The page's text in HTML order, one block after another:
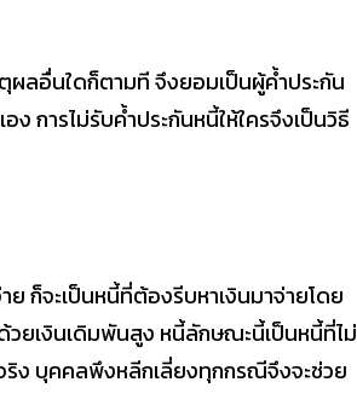
ผลอื่นใดก็ตามที จึงยอมเป็นผู้ค้ำประกัน
การไม่รับค้ำประกันหนี้ให้ใครจึงเป็นวิธี
ก็จะเป็นหนี้ที่ต้องรีบหาเงินมาจ่ายโดย
วยเงินเดิมพันสูง หนี้ลักษณะนี้เป็นหนี้ที่ไม่
ริง บุคคลพึงหลีกเลี่ยงทุกกรณีจึงจะช่วย